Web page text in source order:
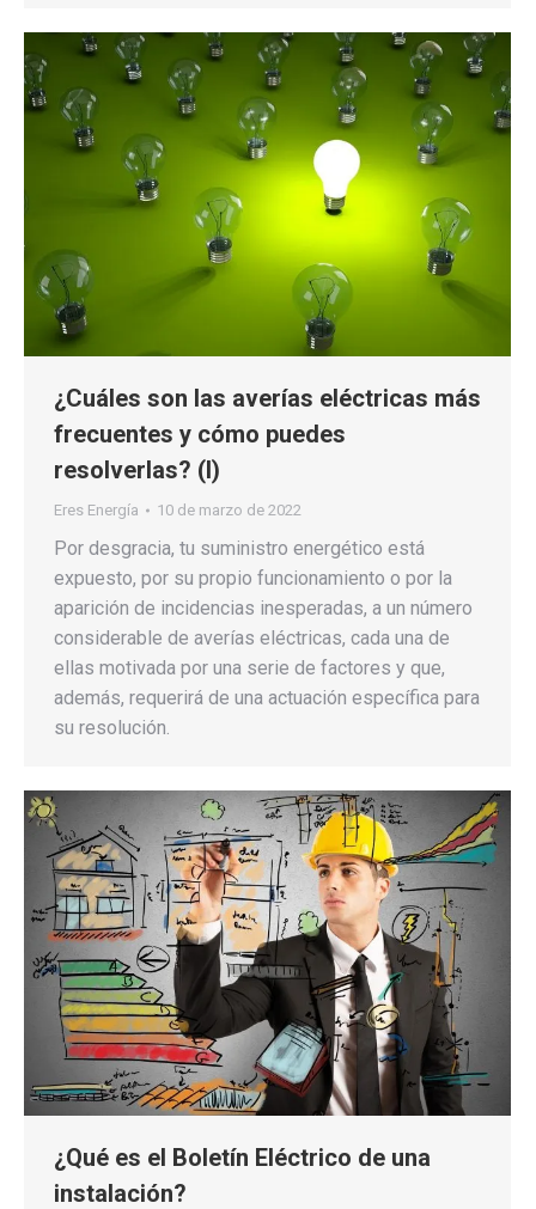
¿Cuáles son las averías eléctricas más
frecuentes y cómo puedes
resolverlas? (I)
Eres Energía 10 de marzo de 2022
Por desgracia, tu suministro energético está
expuesto, por su propio funcionamiento o por la
aparición de incidencias inesperadas, a un número
considerable de averías eléctricas, cada una de
ellas motivada por una serie de factores y que,
además, requerirá de una actuación específica para
su resolución.
¿Qué es el Boletín Eléctrico de una
instalación?